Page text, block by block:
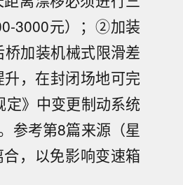
3000元）；②加装
加装机械式限滑差
，在封闭场地可完
》中变更制动系统
参考第8篇来源（星
，以免影响变速箱